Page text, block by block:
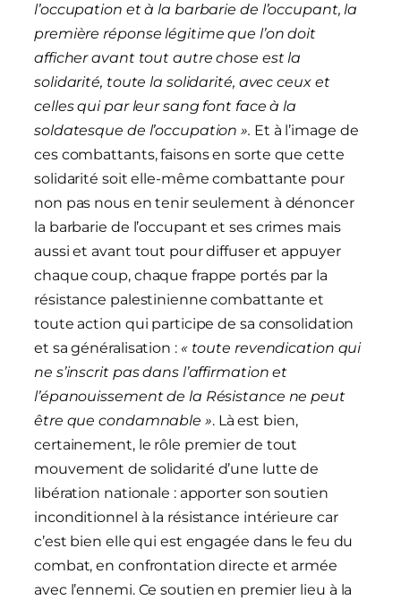
l’occupation et à la barbarie de l’occupant, la
première réponse légitime que l’on doit
afficher avant tout autre chose est la
solidarité, toute la solidarité, avec ceux et
celles qui par leur sang font face à la
soldatesque de l’occupation ». Et à l’image de
ces combattants, faisons en sorte que cette
solidarité soit elle-même combattante pour
non pas nous en tenir seulement à dénoncer
la barbarie de l’occupant et ses crimes mais
aussi et avant tout pour diffuser et appuyer
chaque coup, chaque frappe portés par la
résistance palestinienne combattante et
toute action qui participe de sa consolidation
et sa généralisation : « toute revendication qui
ne s’inscrit pas dans l’affirmation et
l’épanouissement de la Résistance ne peut
être que condamnable ». Là est bien,
certainement, le rôle premier de tout
mouvement de solidarité d’une lutte de
libération nationale : apporter son soutien
inconditionnel à la résistance intérieure car
c’est bien elle qui est engagée dans le feu du
combat, en confrontation directe et armée
avec l’ennemi. Ce soutien en premier lieu à la